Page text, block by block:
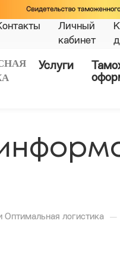
Личный
кабинет
Услуги
Оптимальная логистика —